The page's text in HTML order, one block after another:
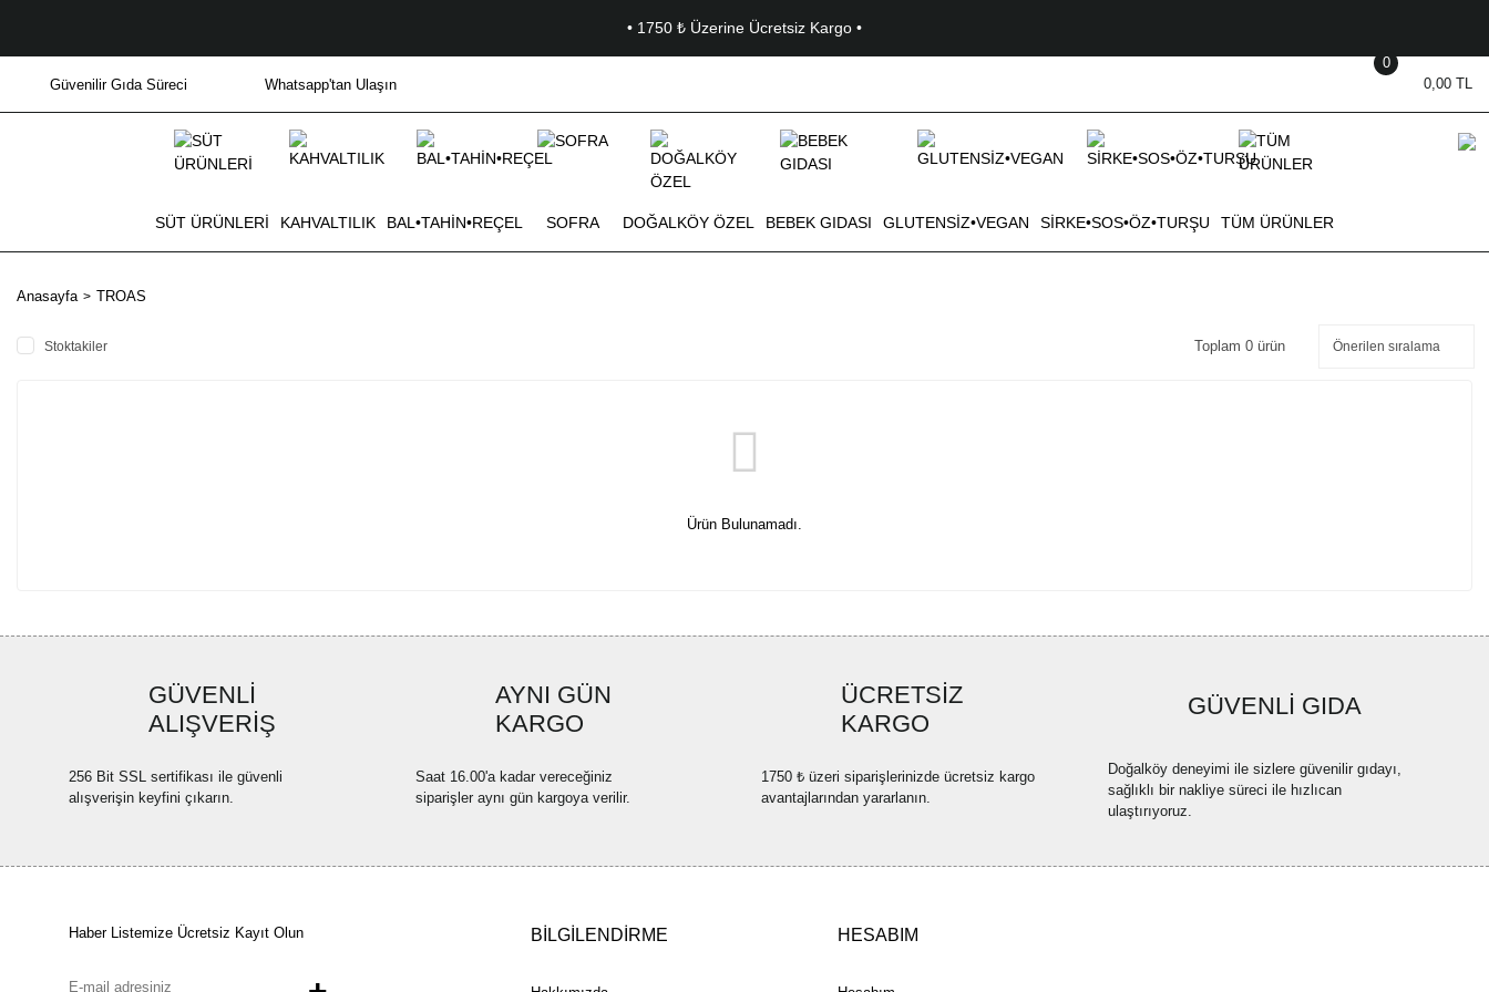
• 1750 ₺ Üzerine Ücretsiz Kargo •
Güvenilir Gıda Süreci Whatsapp'tan Ulaşın 0,00 TL
0
SÜT ÜRÜNLERİ KAHVALTILIK BAL•TAHİN•REÇEL SOFRA DOĞALKÖY ÖZEL BEBEK GIDASI GLUTENSİZ•VEGAN SİRKE•SOS•ÖZ•TURŞU TÜM ÜRÜNLER
Anasayfa TROAS
Stoktakiler Toplam 0 ürün
Ürün Bulunamadı.
GÜVENLİ
ALIŞVERİŞ
256 Bit SSL sertifikası ile güvenli
alışverişin keyfini çıkarın.
AYNI GÜN
KARGO
Saat 16.00'a kadar vereceğiniz
siparişler aynı gün kargoya verilir.
ÜCRETSİZ
KARGO
1750 ₺ üzeri siparişlerinizde ücretsiz kargo
avantajlarından yararlanın.
GÜVENLİ GIDA
Doğalköy deneyimi ile sizlere güvenilir gıdayı,
sağlıklı bir nakliye süreci ile hızlıcan
ulaştırıyoruz.
Haber Listemize Ücretsiz Kayıt Olun BİLGİLENDİRME HESABIM